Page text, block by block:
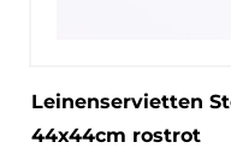
Leinenservietten
44x44cm rostrot